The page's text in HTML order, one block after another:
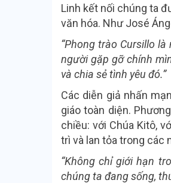
Linh kết nối chúng ta
văn hóa. Như José
“Phong trào Cursillo
người gặp gỡ chính
và chia sẻ tình yêu đó.”
Các diễn giả nhấn
giáo toàn diện.
chiều: với Chúa Kitô,
trì và lan tỏa trong các
“Không chỉ giới hạn
chúng ta đang sống,